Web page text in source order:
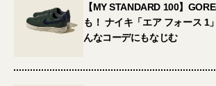
【MY STANDARD 100】
も！ ナイキ「エア フォース 1
んなコーデにもなじむ